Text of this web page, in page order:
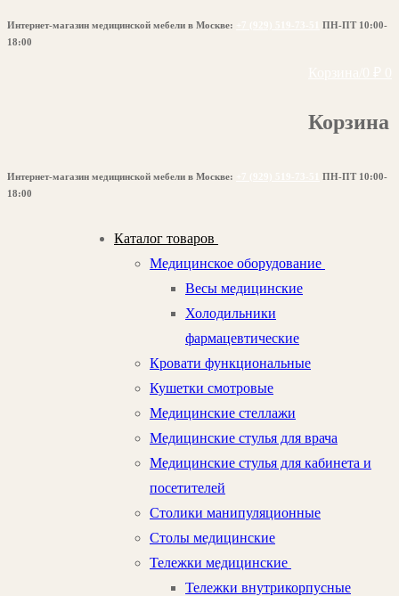
Перейти
к
Меню
Закрыть
Интернет-магазин медицинской мебели в Москве:
ПН-ПТ 10:00-
18:00
Корзина
Интернет-магазин медицинской мебели в Москве:
ПН-ПТ 10:00-
18:00
Каталог товаров
Медицинское оборудование
Весы медицинские
Холодильники
фармацевтические
Кровати функциональные
Кушетки смотровые
Медицинские стеллажи
Медицинские стулья для врача
Медицинские стулья для кабинета и
посетителей
Столики манипуляционные
Столы медицинские
Тележки медицинские
Тележки внутрикорпусные